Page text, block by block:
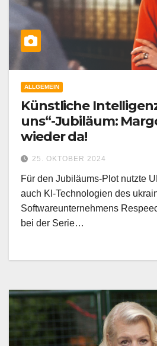
ALLGEMEIN
Künstliche
uns“-Jubiläum:
wieder da!
25. OKTOBER 2024
Für den Jubiläums-Plot nutzte
auch KI-Technologien des
Softwareunternehmens
bei der Serie…